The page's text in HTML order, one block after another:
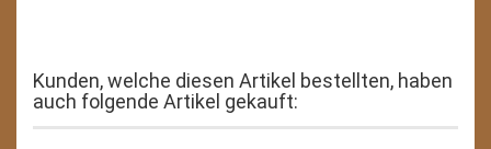
Kunden, welche diesen Artikel bestellten, haben
auch folgende Artikel gekauft: